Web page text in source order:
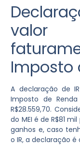
valor
Imposto
A declaração de
Imposto de
R$28.559,70.
do MEI é de R$81
ganhos e, caso
o IR, a declaração é